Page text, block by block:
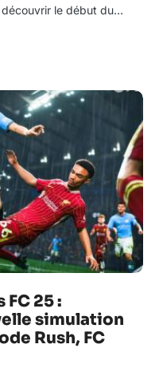
découvrir le début du…
FC 25 :
simulation
Rush, FC